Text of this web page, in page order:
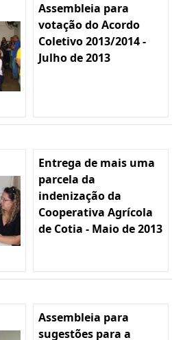
Assembleia para
votação do Acordo
Coletivo 2013/2014 -
Julho de 2013
Entrega de mais uma
parcela da
indenização da
Cooperativa Agrícola
de Cotia - Maio de 2013
Assembleia para
sugestões para a